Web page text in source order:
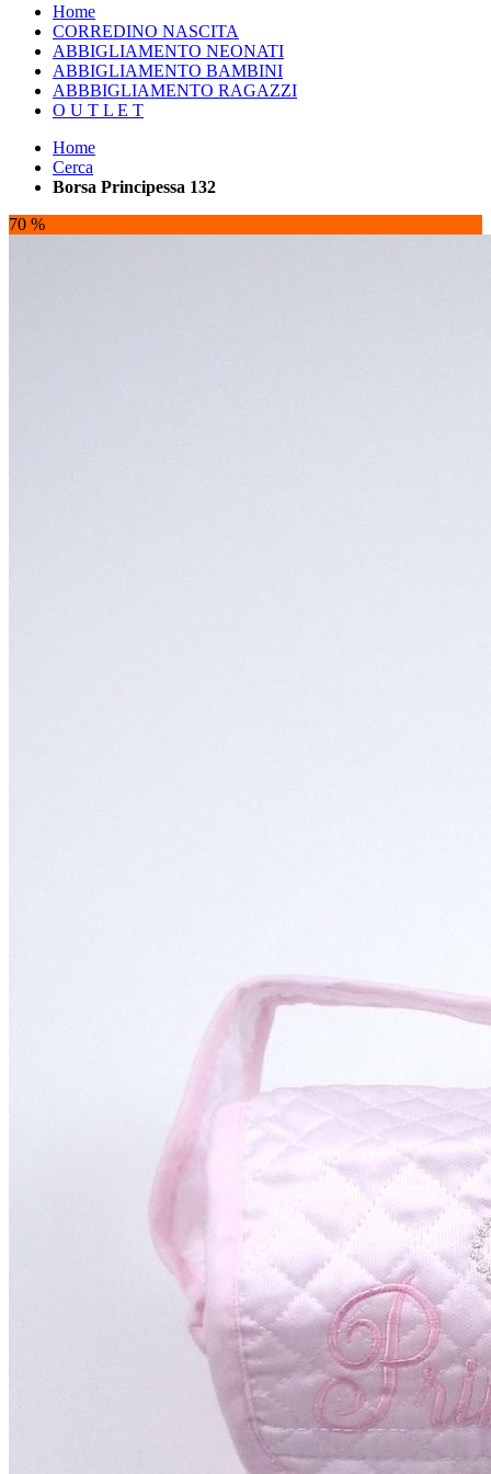
Home
CORREDINO NASCITA
ABBIGLIAMENTO NEONATI
ABBIGLIAMENTO BAMBINI
ABBBIGLIAMENTO RAGAZZI
O U T L E T
Home
Cerca
Borsa Principessa 132
70 %